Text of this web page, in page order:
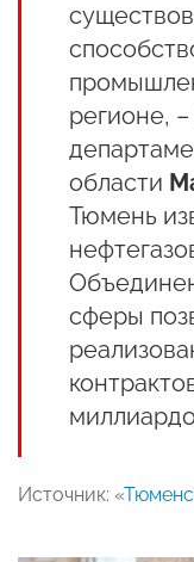
регионе,
области
Тюмень
сферы
Источник: «